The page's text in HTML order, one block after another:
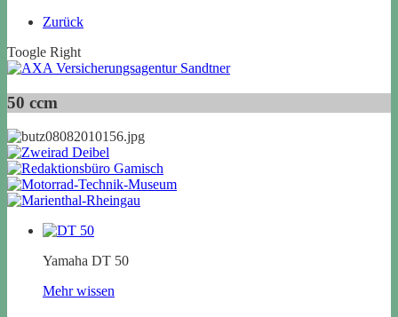
Zurück
Toogle Right
50 ccm
Yamaha DT 50
Mehr wissen